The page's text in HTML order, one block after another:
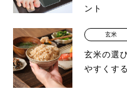
ント
玄米
玄米の選
やすくす